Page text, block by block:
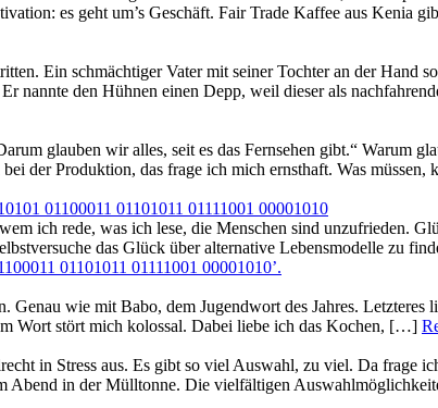
es geht um’s Geschäft. Fair Trade Kaffee aus Kenia
Ein schmächtiger Vater mit seiner Tochter an der Hand
nannte den Hühnen einen Depp, weil dieser als
glauben wir alles, seit es das Fernsehen gibt.“ Warum
der Produktion, das frage ich mich ernsthaft. Was
01100011 01101011 01111001 00001010
ich rede, was ich lese, die Menschen sind unzufrieden.
das Glück über alternative Lebensmodelle zu
01101011 01111001 00001010’.
wie mit Babo, dem Jugendwort des Jahres. Letzteres
Wort stört mich kolossal. Dabei liebe ich das Kochen, […]
in Stress aus. Es gibt so viel Auswahl, zu viel. Da frage
Abend in der Mülltonne. Die vielfältigen